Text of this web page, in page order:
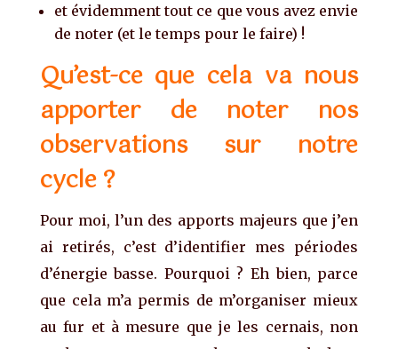
et évidemment tout ce que vous avez envie
de noter (et le temps pour le faire) !
Qu’est-ce que cela va nous
apporter de noter nos
observations sur notre
cycle ?
Pour moi, l’un des apports majeurs que j’en
ai retirés, c’est d’identifier mes périodes
d’énergie basse. Pourquoi ? Eh bien, parce
que cela m’a permis de m’organiser mieux
au fur et à mesure que je les cernais, non